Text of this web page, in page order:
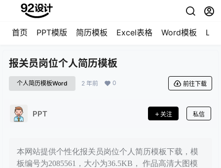
首页 PPT模版 简历模板 Excel表格 Word模板
报关员岗位个人简历模板
个人简历模板Word 2 年前 0 前往下载
PPT 关注 私信
本网站提供个性化报关员岗位个人简历模板下载，模
板编号为2085561，大小为36.5KB， 作品高清大图模